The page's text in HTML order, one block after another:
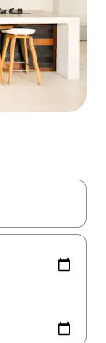
点击或滑动手势